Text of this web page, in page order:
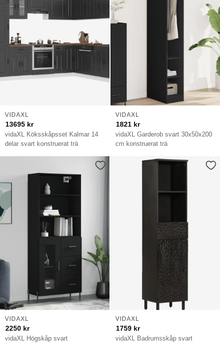
vidaXL Köksskåpsset Kalmar 14
delar svart konstruerat trä
VIDAXL
13695 kr
vidaXL Garderob svart 30x50x200
cm konstruerat trä
VIDAXL
1821 kr
vidaXL Högskåp svart
VIDAXL
2250 kr
vidaXL Badrumsskåp svart
VIDAXL
1759 kr